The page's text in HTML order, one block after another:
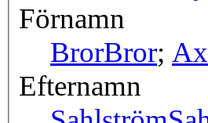
Förnamn
BrorBror;
Efternamn